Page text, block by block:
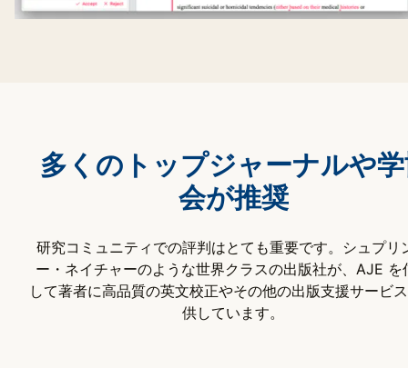
多くのトップジャーナルや
会が推奨
研究コミュニティでの評判はとても重要です。シュプリ
ー・ネイチャーのような世界クラスの出版社が、AJE を
して著者に高品質の英文校正やその他の出版支援サービ
供しています。